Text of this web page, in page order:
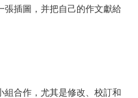
張插圖，并把自己的作文獻給
合作，尤其是修改、校訂和